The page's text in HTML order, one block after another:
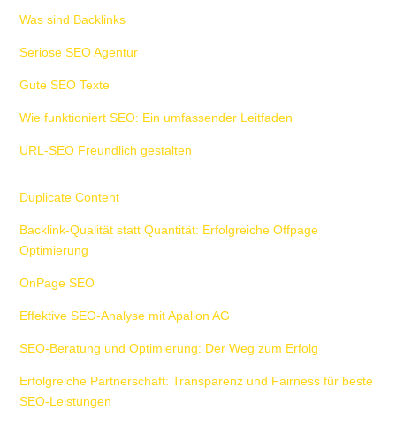
Duplicate Content
Backlink-Qualität statt Quantität: Erfolgreiche Offpage
Optimierung
OnPage SEO
Effektive SEO-Analyse mit Apalion AG
SEO-Beratung und Optimierung: Der Weg zum Erfolg
Erfolgreiche Partnerschaft: Transparenz und Fairness für beste
SEO-Leistungen
Was sind Backlinks
Seriöse SEO Agentur
Gute SEO Texte
Wie funktioniert SEO: Ein umfassender Leitfaden
URL-SEO Freundlich gestalten